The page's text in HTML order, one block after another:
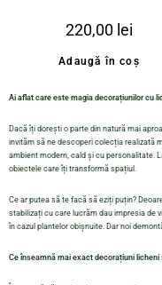
cu familia valorează
220,00 lei
Adaugă în coș
Ai aflat care este magia decorațiunilor cu
Dacă îți dorești o parte din natură mai
invităm să ne descoperi colecția realizată
ambient modern, cald și cu personalitate.
obiectele care îți transformă spațiul.
Ce ar putea să te facă să eziți puțin?
stabilizați cu care lucrăm dau impresia de
în cazul plantelor obișnuite. Dar noi
Ce înseamnă mai exact decorațiuni licheni